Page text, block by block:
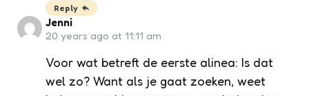
Reply
Jenni
20 years ago at 11:11 am
Voor wat betreft de eerste alinea: Is dat
wel zo? Want als je gaat zoeken, weet